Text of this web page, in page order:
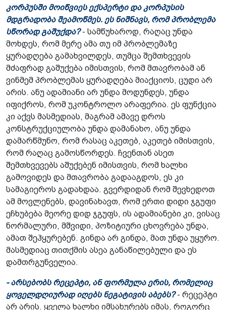
კორპუსში მოიწვიეს ექსპერტი და კორპუსის
მდგრადობა შეამოწმეს. ეს ნიშნავს, რომ პრობლემა
სწორად გაშუქდა?- სამწუხაროდ, რაღაც უნდა
მოხდეს, რომ მერე ამა თუ იმ პრობლემაზე
ყურადღება გამახვილდეს, თუმცა შემთხვევის
მძაფრად გაშუქება იმისთვის, რომ მთავრობამ ან
ვინმემ პრობლემას ყურადღება მიაქციოს, ცუდი არ
არის. ანუ ადამიანი არ უნდა მოდუნდეს, უნდა
იფიქროს, რომ უკონტროლო არაფერია. ეს ფუნქცია
კი აქვს მასმედიას, მაგრამ ამავე დროს
კონსტრუქციულობა უნდა დამანახო, ანუ უნდა
დამარწმუნო, რომ რასაც აკეთებ, აკეთებ იმისთვის,
რომ რაღაც გამოსწორდეს. ჩვენთან ასეთ
შემთხვევებს აშუქებენ იმისთვის, რომ ხალხი
გამოვიდეს და მთავრობა გადააგდოს, ეს კი
სამაგიეროს გადახდაა. გვერდიდან რომ შევხედოთ
ამ მოვლენებს, დავინახავთ, რომ ერთი დიდი ჯგუფი
ეჩხუბება მეორე დიდ ჯგუფს, ის ადამიანები კი, ვისაც
ნორმალური, მშვიდი, პოზიტიური ცხოვრება უნდა,
ამათ შეჰყურებენ. გინდა არ გინდა, მათ უნდა უყურო.
მასმედიაც თითქმის ასეა განაწილებული და ეს
დამთრგუნველია.
- არსებობს რეცეპტი, ან ფორმულა ერის, რომელიც
ყოველდღიურად იღებს ნეგატივის აბებს?- რეცეპტი
არ არის. ყველა ხალხი იმსახურებს იმას, როგორც